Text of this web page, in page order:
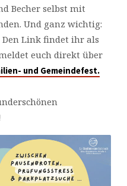
Becher selbst mit
Und ganz wichtig:
Link findet ihr als
euch direkt über
und Gemeindefest.